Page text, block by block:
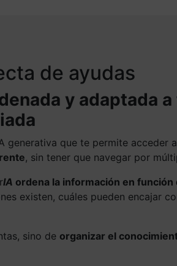
de ayudas
y adaptada
generativa que te permite acceder
, sin tener que navegar por
IA ordena la información en
existen, cuáles pueden encajar
sino de organizar el